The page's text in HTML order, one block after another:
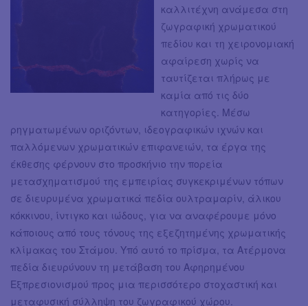
καλλιτέχνη ανάμεσα στη
ζωγραφική χρωματικού
πεδίου και τη χειρονομιακή
αφαίρεση χωρίς να
ταυτίζεται πλήρως με
καμία από τις δύο
κατηγορίες. Μέσω
ρηγματωμένων οριζόντων, ιδεογραφικών ιχνών και
παλλόμενων χρωματικών επιφανειών, τα έργα της
έκθεσης φέρνουν στο προσκήνιο την πορεία
μετασχηματισμού της εμπειρίας συγκεκριμένων τόπων
σε διευρυμένα χρωματικά πεδία ουλτραμαρίν, άλικου
κόκκινου, ίντιγκο και ιώδους, για να αναφέρουμε μόνο
κάποιους από τους τόνους της εξεζητημένης χρωματικής
κλίμακας του Στάμου. Υπό αυτό το πρίσμα, τα Ατέρμονα
πεδία διευρύνουν τη μετάβαση του Αφηρημένου
Εξπρεσιονισμού προς μια περισσότερο στοχαστική και
μεταφυσική σύλληψη του ζωγραφικού χώρου.